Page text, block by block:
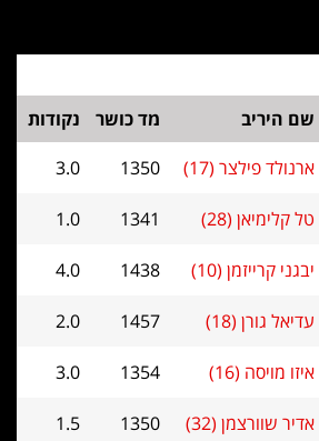
שם היריב מד כושר
נקודות
ארנולד פילצר (17) 1350
3.0
טל קלימיאן (28) 1341
1.0
יבגני קרייזמן (10) 1438
4.0
עדיאל גורן (18) 1457
2.0
איזו מויסה (16) 1354
3.0
אדיר שוורצמן (32) 1350
1.5